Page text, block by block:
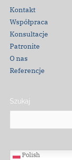
Kontakt
Współpraca
Konsultacje
Patronite
O nas
Referencje
Szukaj
Polish